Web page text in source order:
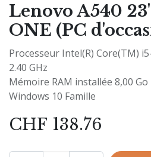
Lenovo A540
ONE (PC
Processeur Intel(R) Core(TM)
2.40 GHz
Mémoire RAM installée 8,00 Go
Windows 10 Famille
CHF 138.76